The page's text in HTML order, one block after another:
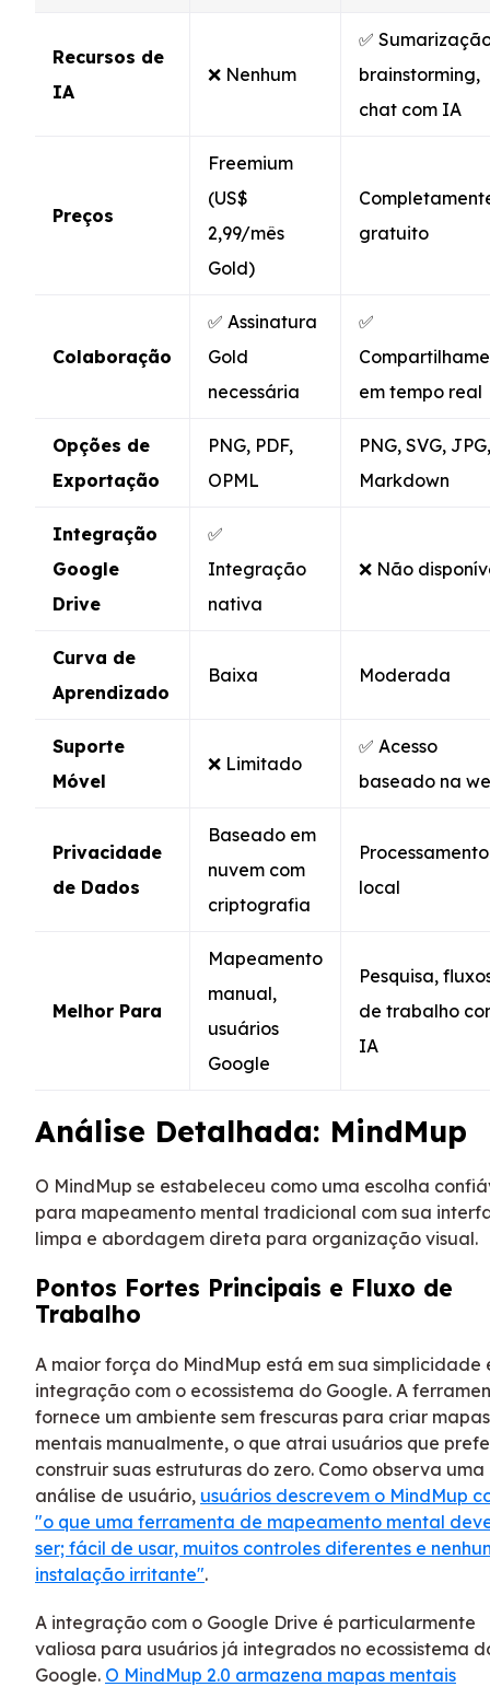
Recursos de
IA
❌ Nenhum
✅
brainstorming,
chat com IA
Preços
Freemium
(US$
2,99/mês
Gold)
gratuito
Colaboração
✅ Assinatura
Gold
necessária
✅
em tempo real
Opções de
Exportação
PNG, PDF,
OPML
PNG, SVG, JPG,
Markdown
Integração
Google
Drive
✅
Integração
nativa
❌ Não
Curva de
Aprendizado
Baixa Moderada
Suporte
Móvel
❌ Limitado
✅ Acesso
baseado na
Privacidade
de Dados
Baseado em
nuvem com
criptografia
Processamento
local
Melhor Para
Mapeamento
manual,
usuários
Google
Pesquisa,
de trabalho
IA
Análise Detalhada: MindMup
O MindMup se estabeleceu como uma escolha
para mapeamento mental tradicional com sua
limpa e abordagem direta para organização visual.
Pontos Fortes Principais e Fluxo de
Trabalho
A maior força do MindMup está em sua simplicidade
integração com o ecossistema do Google. A
fornece um ambiente sem frescuras para criar mapas
mentais manualmente, o que atrai usuários que
construir suas estruturas do zero. Como observa uma
análise de usuário, usuários descrevem o MindMup
"o que uma ferramenta de mapeamento mental
ser; fácil de usar, muitos controles diferentes e
instalação irritante".
A integração com o Google Drive é particularmente
valiosa para usuários já integrados no ecossistema
Google. O MindMup 2.0 armazena mapas mentais